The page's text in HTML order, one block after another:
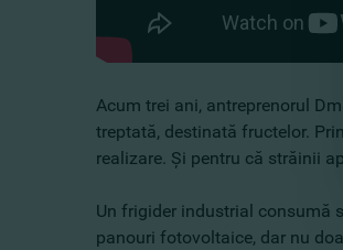
Acum trei ani, antreprenorul
treptată, destinată fructelor.
realizare. Şi pentru că străinii
Un frigider industrial consumă
panouri fotovoltaice, dar nu